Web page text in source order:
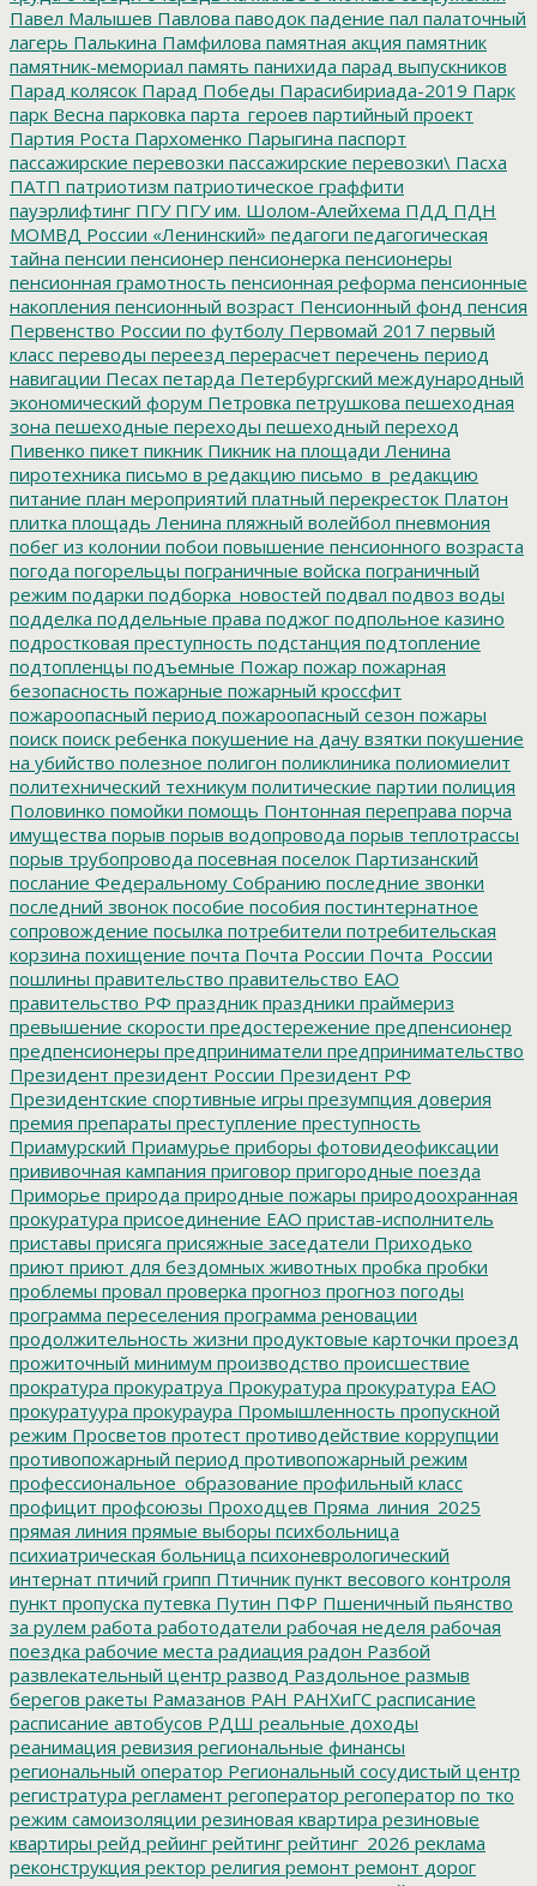
Павел Малышев Павлова паводок падение пал палаточный
лагерь Палькина Памфилова памятная акция памятник
памятник-мемориал память панихида парад выпускников
Парад колясок Парад Победы Парасибириада-2019 Парк
парк Весна парковка парта_героев партийный проект
Партия Роста Пархоменко Парыгина паспорт
пассажирские перевозки пассажирские перевозки\ Пасха
ПАТП патриотизм патриотическое граффити
пауэрлифтинг ПГУПГУ им. Шолом-Алейхема ПДД ПДН
МОМВД России «Ленинский» педагоги педагогическая
тайна пенсии пенсионер пенсионерка пенсионеры
пенсионная грамотность пенсионная реформа пенсионные
накопления пенсионный возраст Пенсионный фонд пенсия
Первенство России по футболу Первомай 2017 первый
класс переводы переезд перерасчет перечень период
навигации Песах петарда Петербургский международный
экономический форум Петровка петрушкова пешеходная
зона пешеходные переходы пешеходный переход
Пивенко пикет пикник Пикник на площади Ленина
пиротехника письмо в редакцию письмо_в_редакцию
питание план мероприятий платный перекресток Платон
плитка площадь Ленина пляжный волейбол пневмония
побег из колонии побои повышение пенсионного возраста
погода погорельцы пограничные войска пограничный
режим подарки подборка_новостей подвал подвоз воды
подделка поддельные права поджог подпольное казино
подростковая преступность подстанция подтопление
подтопленцы подъемные Пожар пожар пожарная
безопасность пожарные пожарный кроссфит
пожароопасный период пожароопасный сезон пожары
поиск поиск ребенка покушение на дачу взятки покушение
на убийство полезное полигон поликлиника полиомиелит
политехнический техникум политические партии полиция
Половинко помойки помощь Понтонная переправа порча
имущества порыв порыв водопровода порыв теплотрассы
порыв трубопровода посевная поселок Партизанский
послание Федеральному Собранию последние звонки
последний звонок пособие пособия постинтернатное
сопровождение посылка потребители потребительская
корзина похищение почта Почта России Почта_России
пошлины правительство правительство ЕАО
правительство РФ праздник праздники праймериз
превышение скорости предостережение предпенсионер
предпенсионеры предприниматели предпринимательство
Президент президент России Президент РФ
Президентские спортивные игры презумпция доверия
премия препараты преступление преступность
Приамурский Приамурье приборы фотовидеофиксации
прививочная кампания приговор пригородные поезда
Приморье природа природные пожары природоохранная
прокуратура присоединение ЕАО пристав-исполнитель
приставы присяга присяжные заседатели Приходько
приют приют для бездомных животных пробка пробки
проблемы провал проверка прогноз прогноз погоды
программа переселения программа реновации
продолжительность жизни продуктовые карточки проезд
прожиточный минимум производство происшествие
прократура прокуратруа Прокуратура прокуратура ЕАО
прокуратуура прокураура Промышленность пропускной
режим Просветов протест противодействие коррупции
противопожарный период противопожарный режим
профессиональное_образование профильный класс
профицит профсоюзы Проходцев Пряма_линия_2025
прямая линия прямые выборы психбольница
психиатрическая больница психоневрологический
интернат птичий грипп Птичник пункт весового контроля
пункт пропуска путевка Путин ПФР Пшеничный пьянство
за рулем работа работодатели рабочая неделя рабочая
поездка рабочие места радиация радон Разбой
развлекательный центр развод Раздольное размыв
берегов ракеты Рамазанов РАН РАНХиГС расписание
расписание автобусов РДШ реальные доходы
реанимация ревизия региональные финансы
региональный оператор Региональный сосудистый центр
регистратура регламент регоператор регоператор по тко
режим самоизоляции резиновая квартира резиновые
квартиры рейд рейинг рейтинг рейтинг_2026 реклама
реконструкция ректор религия ремонт ремонт дорог